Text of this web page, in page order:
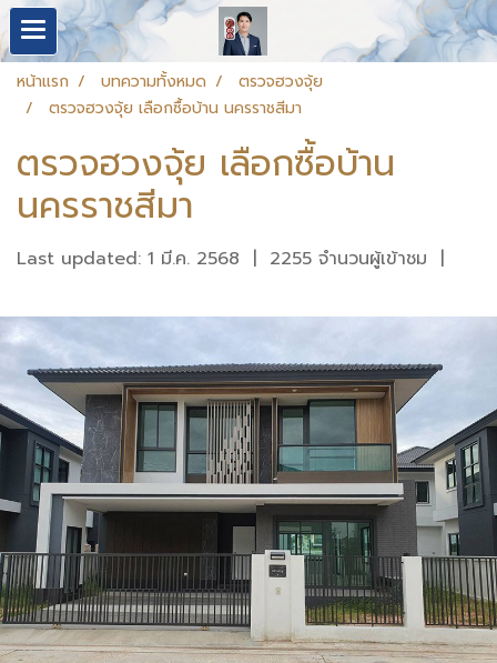
หน้าแรก บทความทั้งหมด
ตรวจฮวงจุ้ย
ตรวจฮวงจุ้ย เลือกซื้อบ้าน นครราชสีมา
ตรวจฮวงจุ้ย เลือกซื้อบ้าน
นครราชสีมา
Last updated: 1 มี.ค. 2568 | 2255 จำนวนผู้เข้าชม |